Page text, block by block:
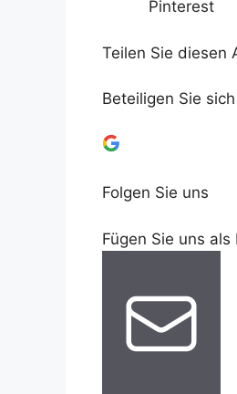
Pinterest
Teilen Sie diesen
Beteiligen Sie
Folgen Sie uns
Fügen Sie uns